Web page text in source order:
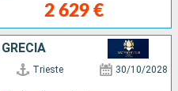
2 629 €
Trieste 30/10/2028